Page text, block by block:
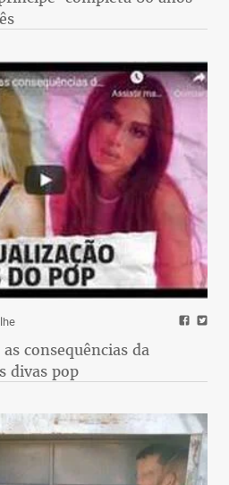
consequências da
divas pop